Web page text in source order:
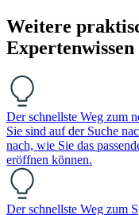
Weitere
Expertenwissen
Der schnellste Weg zum
Sie sind auf der Suche
nach, wie Sie das
eröffnen können.
Der schnellste Weg zum